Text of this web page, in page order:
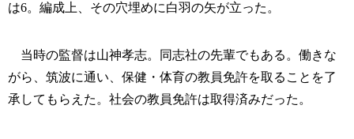
は6。編成上、その穴埋めに白羽の矢が立った。
当時の監督は山神孝志。同志社の先輩でもある。働きな
がら、筑波に通い、保健・体育の教員免許を取ることを了
承してもらえた。社会の教員免許は取得済みだった。